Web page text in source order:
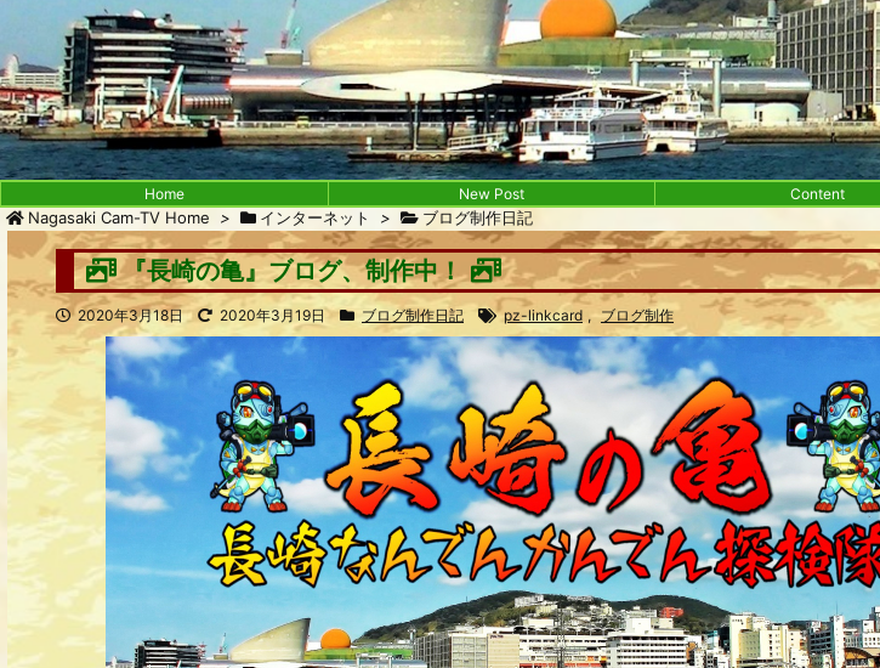
Home New Post Content
Nagasaki Cam-TV Home > インターネット > ブログ制作日記
『長崎の亀』ブログ、制作中！
2020年3月18日 2020年3月19日 ブログ制作日記 pz-linkcard , ブログ制作